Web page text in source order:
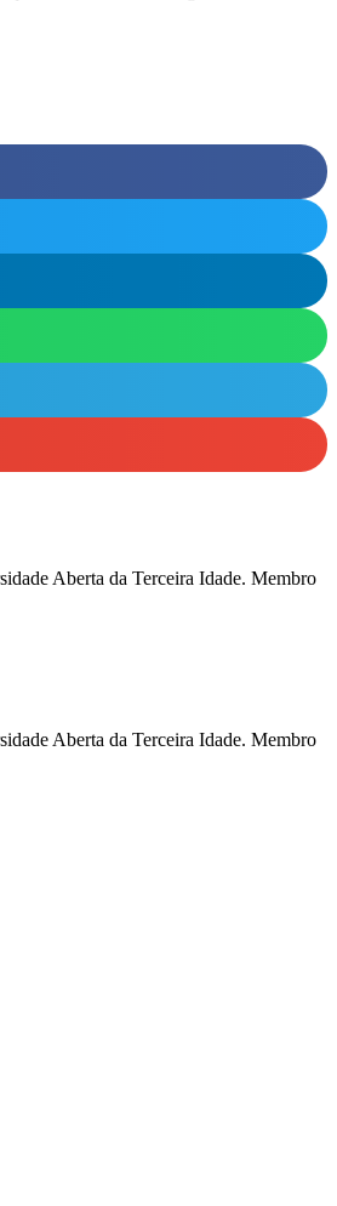
Aberta da Terceira Idade. Membro
Aberta da Terceira Idade. Membro